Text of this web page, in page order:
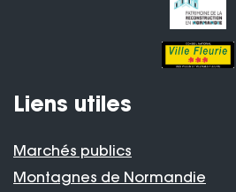
Liens utiles
Marchés publics
Montagnes de Normandie